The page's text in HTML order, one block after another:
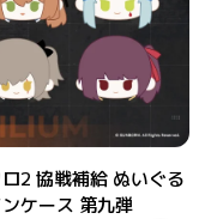
2 協戦補給 ぬいぐる
ケース 第九弾